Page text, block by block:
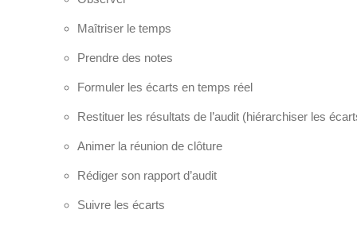
Maîtriser le temps
Prendre des notes
Formuler les écarts en temps réel
Restituer les résultats de l’audit (hiérarchiser les
Animer la réunion de clôture
Rédiger son rapport d’audit
Suivre les écarts